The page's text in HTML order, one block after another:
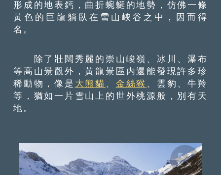
形成的地表鈣，曲折蜿蜒的地勢，仿佛一條
黃色的巨龍躺臥在雪山峽谷之中，因而得
名。
除了壯闊秀麗的崇山峻嶺、冰川、瀑布
等高山景觀外，黃龍景區内還能發現許多珍
稀動物，像是 大熊貓 、 金絲猴 、雲豹、牛羚
等，猶如一片雪山上的世外桃源般，別有天
地。